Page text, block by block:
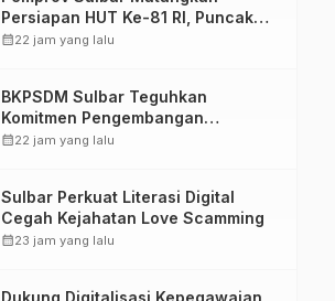
Persiapan HUT Ke-81 RI, Puncak
Upacara di Lapangan Ahmad
calendar_month22 jam yang lalu
BKPSDM Sulbar Teguhkan
Komitmen Pengembangan
Kompetensi ASN melalui
calendar_month22 jam yang lalu
Sulbar Perkuat Literasi Digital
Cegah Kejahatan Love Scamming
calendar_month23 jam yang lalu
Dukung Digitalisasi Kepegawaian,